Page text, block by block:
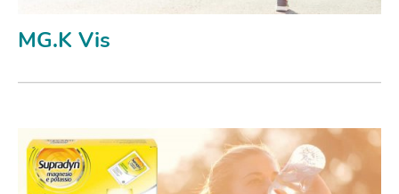
MG.K Vis